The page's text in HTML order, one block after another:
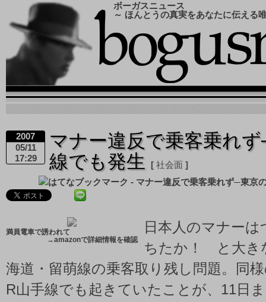
ボーガスニュース
～ ほんとうの真実をあなたに伝える
2007
05/11
17:29
マナー違反で乗客乗れ
線でも発生
社会面
満員電車で誘われて
→amazonで詳細情報を確認
日本人のマナー
ちたか！ と大き
海道・留萌線の乗客取り残し問題。同
R山手線でも起きていたことが、11日